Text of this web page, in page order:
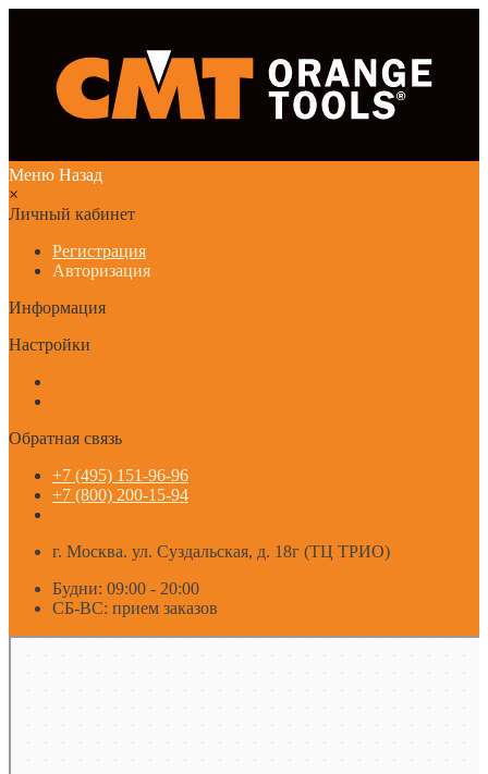
Меню Назад
×
Личный кабинет
Регистрация
Авторизация
Информация
Настройки
Обратная связь
+7 (495) 151-96-96
+7 (800) 200-15-94
г. Москва. ул. Суздальская, д. 18г (ТЦ ТРИО)
Будни: 09:00 - 20:00
СБ-ВС: прием заказов